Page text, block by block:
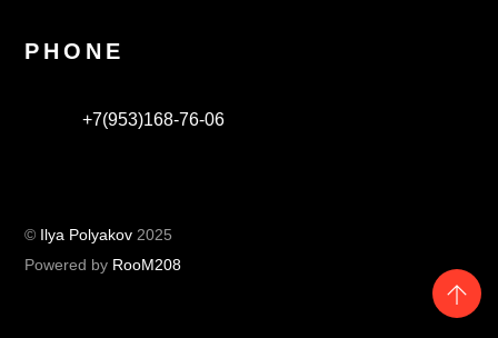
PHONE
+7(953)168-76-06
© Ilya Polyakov 2025
Powered by RooM208